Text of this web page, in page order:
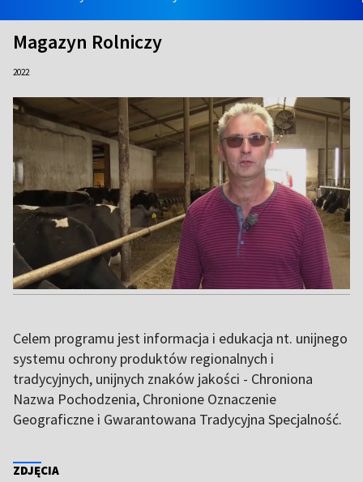
Magazyn Rolniczy
2022
Celem programu jest informacja i edukacja nt. unijnego
systemu ochrony produktów regionalnych i
tradycyjnych, unijnych znaków jakości - Chroniona
Nazwa Pochodzenia, Chronione Oznaczenie
Geograficzne i Gwarantowana Tradycyjna Specjalność.
ZDJĘCIA